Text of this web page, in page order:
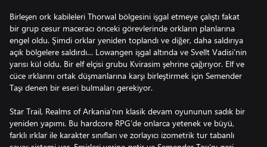
Birleşen ork kabileleri Thorwal bölgesini işgal etmeye çalıştı fakat
bir grup cesur maceracı önceki görevlerinde orkların planlarına
engel oldu. Şimdi orklar yeniden toplandı ve diğer, daha saldırıya
açık bölgelere saldırdı… Lowangen işgal altında ve Svellt Vadisi’nin
yarısı kül oldu. Bir elf elçisi grubu Kvirasim şehrine çağırıyor. Elf ve
cüce ırklarını ortak düşmanlarına karşı birleştirmek için Semender
Taşı denen bir eseri bulmaları gerekiyor.
Star Trail, Realms of Arkania’nın klasik devam oyununun sadık bir
yeniden yapımı. Bu hardcore RPG’de onlarca yetenek ve büyü,
farklı ırklar ile karakter sınıfları ve zorlayıcı izometrik tur tabanlı